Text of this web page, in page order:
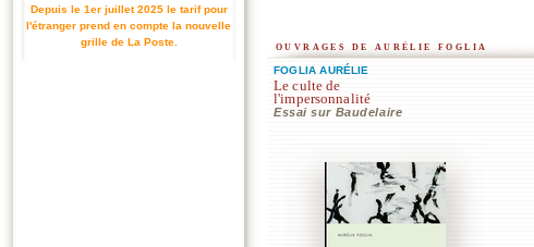
Depuis le 1er juillet 2025 le tarif pour
l'étranger prend en compte la nouvelle
grille de La Poste.
ouvrages de aurélie foglia
FOGLIA AURÉLIE
Le culte de
l'impersonnalité
Essai sur Baudelaire